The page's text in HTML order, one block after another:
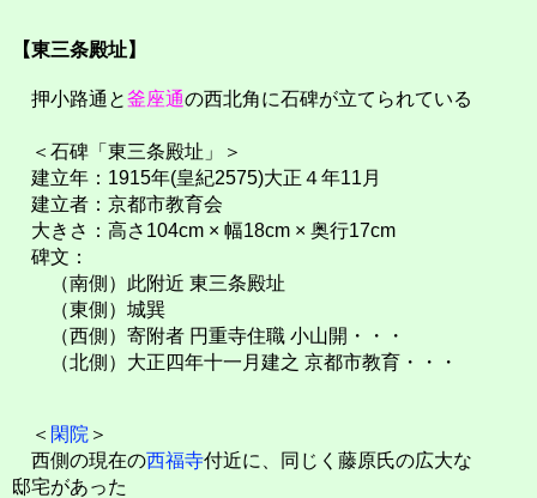
【東三条殿址】
押小路通と釜座通の西北角に石碑が立てられている
＜石碑「東三条殿址」＞
建立年：1915年(皇紀2575)大正４年11月
建立者：京都市教育会
大きさ：高さ104cm × 幅18cm × 奥行17cm
碑文：
（南側）此附近 東三条殿址
（東側）城巽
（西側）寄附者 円重寺住職 小山開・・・
（北側）大正四年十一月建之 京都市教育・・・
＜ 閑院 ＞
西側の現在の西福寺付近に、同じく藤原氏の広大な
邸宅があった